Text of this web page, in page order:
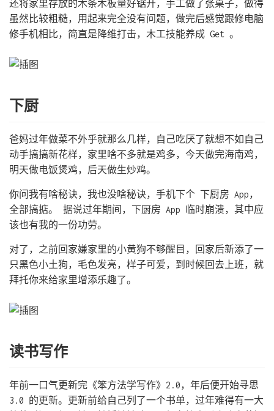
还将家里存放的木条木板量好锯开，手工做了张桌子，做得
虽然比较粗糙，用起来完全没有问题，做完后感觉跟修电脑
修手机相比，简直是降维打击，木工技能养成 Get 。
下厨
爸妈过年做菜不外乎就那么几样，自己吃厌了就想不如自己
动手搞搞新花样，家里啥不多就是鸡多，今天做完海南鸡，
明天做电饭煲鸡，后天做生炒鸡。
你问我有啥秘诀，我也没啥秘诀，手机下个 下厨房 App，
全部搞掂。 据说过年期间，下厨房 App 临时崩溃，其中应
该也有我的一份功劳。
对了，之前回家嫌家里的小黄狗不够醒目，回家后新添了一
只黑色小土狗，毛色发亮，样子可爱，到时候回去上班，就
拜托你来给家里增添乐趣了。
读书写作
年前一口气更新完《笨方法学写作》2.0，年后便开始寻思
3.0 的更新。更新前给自己列了一个书单，过年难得有一大